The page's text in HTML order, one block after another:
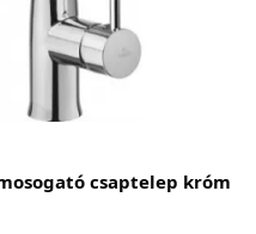
csaptelep króm